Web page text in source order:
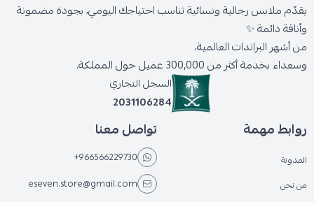
يقدّم ملابس رجالية ونسائية تناسب احتياجك اليومي، بجودة مضمونة
وأناقة دائمة ✨
من أشهر البراندات العالمية،
وسعداء بخدمة أكثر من 300,000 عميل حول المملكة.
السجل التجاري
2031106284
روابط مهمة
المدونة
من نحن
تواصل معنا
+966566229730
eseven.store@gmail.com